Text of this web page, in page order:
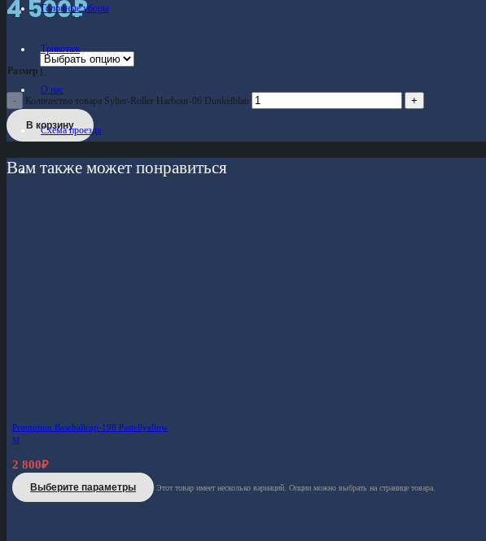
Головные уборы
Трикотаж
О нас
Схема проезда
4 500₽
Размер L
Количество товара Sylter-Roller Harbour-06 Dunkelblau
В корзину
Вам также может понравиться
Promotion Baseballcap-198 Pastellyellow
M
2 800₽
Выберите параметры Этот товар имеет несколько вариаций. Опции можно выбрать на странице товара.